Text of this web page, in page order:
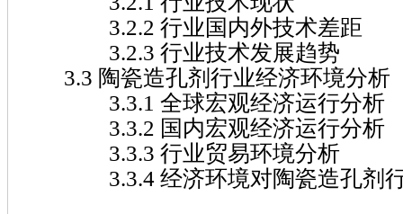
3.2.2 行业国内外技术差距
3.2.3 行业技术发展趋势
3.3 陶瓷造孔剂行业经济环境分析
3.3.1 全球宏观经济运行分析
3.3.2 国内宏观经济运行分析
3.3.3 行业贸易环境分析
3.3.4 经济环境对陶瓷造孔剂行